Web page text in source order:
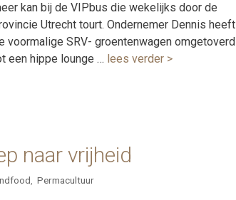
kan bij de VIPbus die wekelijks door de
Utrecht tourt. Ondernemer Dennis heeft
voormalige SRV- groentenwagen omgetoverd
een hippe lounge … lees verder >
naar vrijheid
Permacultuur